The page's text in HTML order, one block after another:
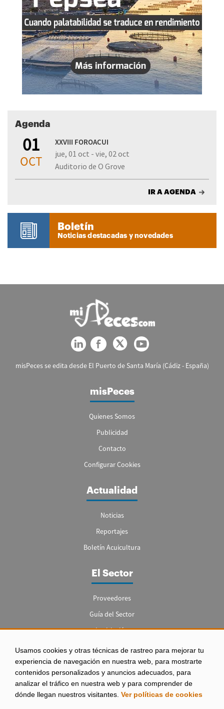
Usamos cookies y otras técnicas de rastreo para mejorar tu
experiencia de navegación en nuestra web, para mostrarte
contenidos personalizados y anuncios adecuados, para
analizar el tráfico en nuestra web y para comprender de
dónde llegan nuestros visitantes. Ver políticas de cookies
Agenda
01
OCT
XXVIII FOROACUI
jue, 01 oct - vie, 02 oct
Auditorio de O Grove
IR A AGENDA
Boletín
Noticias destacadas y novedades
misPeces se edita desde El Puerto de Santa María (Cádiz - España)
misPeces
Quienes Somos
Publicidad
Contacto
Configurar Cookies
Actualidad
Noticias
Reportajes
Boletín Acuicultura
El Sector
Proveedores
Guía del Sector
Legislación
Empleo
Aviso legal